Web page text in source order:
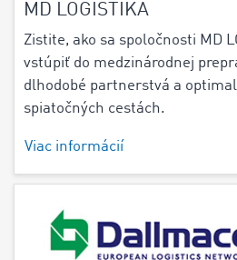
MD LOGISTIKA
Zistite, ako sa spoločnosti MD
vstúpiť do medzinárodnej
dlhodobé partnerstvá a
spiatočných cestách.
Viac informácií